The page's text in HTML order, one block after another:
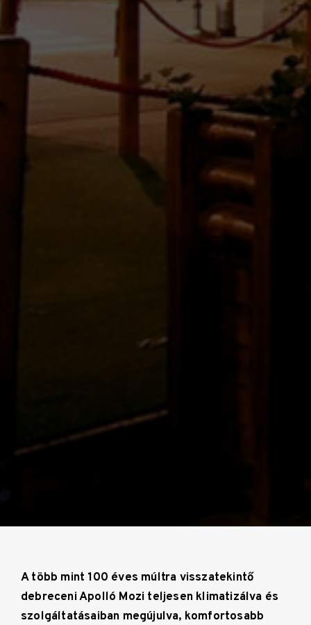
A több mint 100 éves múltra visszatekintő
debreceni Apolló Mozi teljesen klimatizálva és
szolgáltatásaiban megújulva, komfortosabb